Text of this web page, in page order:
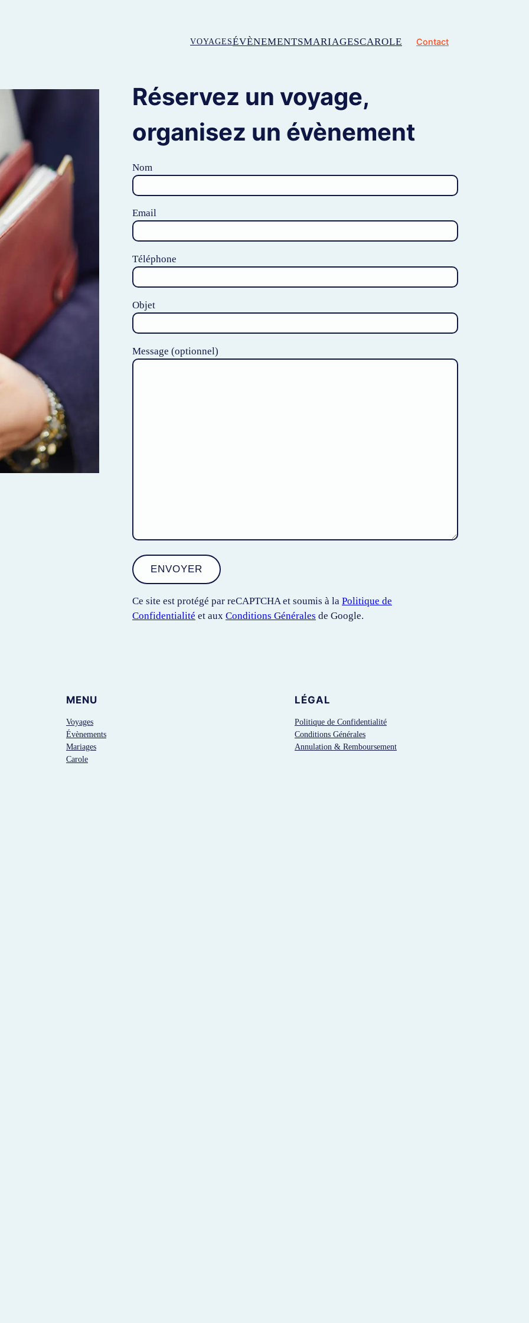
VOYAGESÉVÈNEMENTSMARIAGESCAROLE Contact
Réservez un voyage,
organisez un évènement
Nom
Email
Téléphone
Objet
Message (optionnel)
Ce site est protégé par reCAPTCHA et soumis à la Politique de
Confidentialité et aux Conditions Générales de Google.
MENU
Voyages
Évènements
Mariages
Carole
LÉGAL
Politique de Confidentialité
Conditions Générales
Annulation & Remboursement